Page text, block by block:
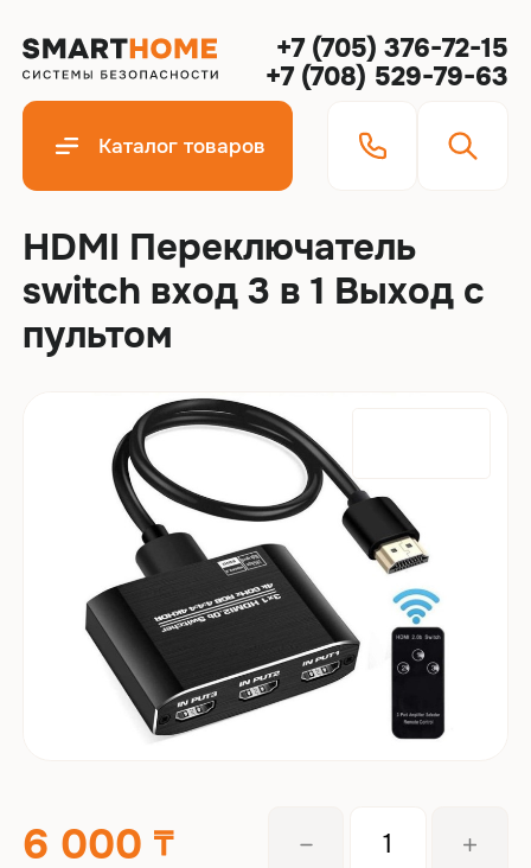
+7 (705) 376-72-15
+7 (708) 529-79-63
Каталог товаров
HDMI Переключатель
switch вход 3 в 1 Выход с
пультом
6 000